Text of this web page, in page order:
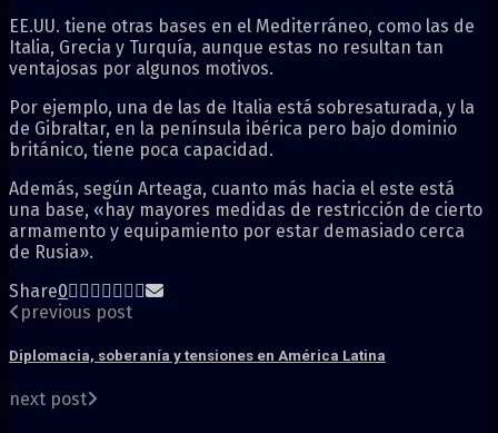
EE.UU. tiene otras bases en el Mediterráneo, como las de
Italia, Grecia y Turquía, aunque estas no resultan tan
ventajosas por algunos motivos.
Por ejemplo, una de las de Italia está sobresaturada, y la
de Gibraltar, en la península ibérica pero bajo dominio
británico, tiene poca capacidad.
Además, según Arteaga, cuanto más hacia el este está
una base, «hay mayores medidas de restricción de cierto
armamento y equipamiento por estar demasiado cerca
de Rusia».
Share0
previous post
Diplomacia, soberanía y tensiones en América Latina
next post